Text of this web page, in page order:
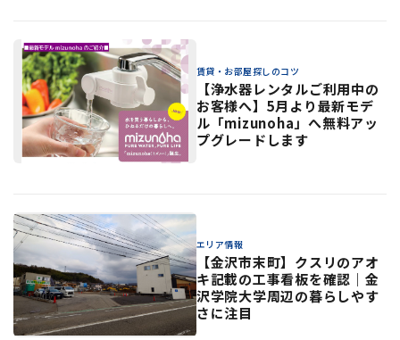
賃貸・お部屋探しのコツ
【浄水器レンタルご利用中の
お客様へ】5月より最新モデ
ル「mizunoha」へ無料アッ
プグレードします
エリア情報
【金沢市末町】クスリのアオ
キ記載の工事看板を確認｜金
沢学院大学周辺の暮らしやす
さに注目